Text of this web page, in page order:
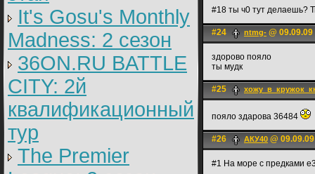
It's Gosu's Monthly
Madness: 2 сезон
36ON.RU BATTLE
CITY: 2й
квалификационный
тур
The Premier
#18 ты ч0 тут делаешь?
#24 ntmg- @
здорово пояло
ты мудк
#25
пояло здарова 36484
#26 АКУ40 @
#1 На море с предками